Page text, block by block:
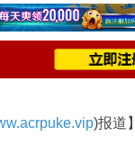
)报道】